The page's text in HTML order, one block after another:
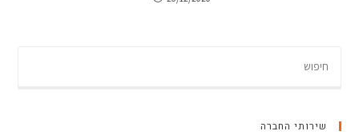
שירותי החברה